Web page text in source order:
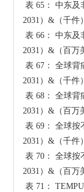
表 65： 中东及非洲主要国家背痛治疗椅销量预测（2026-
2031）&（千件）
表 66： 中东及非洲主要国家背痛治疗椅收入预测（2026-
2031）&（百万
表 67： 全球背痛治疗椅按不同产品类型销量预测（2026-
2031）&（千件）
表 68： 全球背痛治疗椅按不同产品类型收入预测（2026-
2031）&（百万
表 69： 全球按不同应用，背痛治疗椅销量预测（2026-
2031）&（千件）
表 70： 全球按不同应用，背痛治疗椅收入预测（2026-
2031）&（百万
表 71： TEMPUR-Pedic基本信息、总部、背痛治疗椅产地分